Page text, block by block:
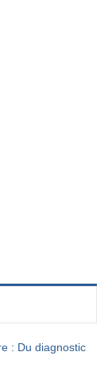
: Du diagnostic